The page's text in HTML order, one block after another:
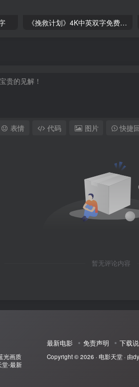
《挽救计划》4K中英双字免费下载,迅雷下载_2026年美国科幻片
表情 代码 图片 快捷
暂无评论内容
光画质
堂-最新
最新电影 免责声明 下载
Copyright © 2026 · 电影天堂 · 由